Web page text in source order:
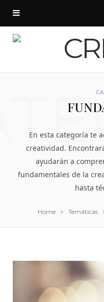
En esta categoría te
creatividad.
ayudarán a
fundamentales de la
hasta
Home » Temáticas